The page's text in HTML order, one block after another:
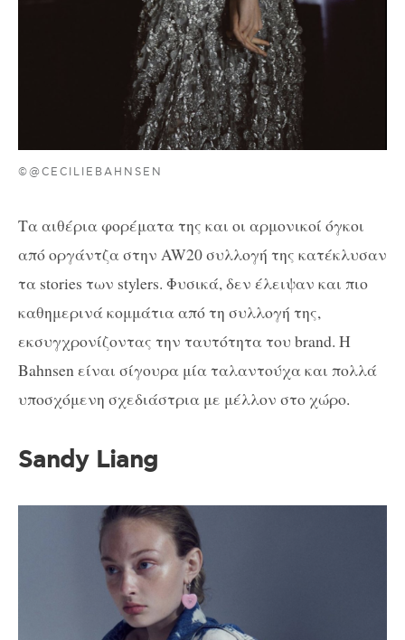
©@CECILIEBAHNSEN
Τα αιθέρια φορέματα της και οι αρμονικοί όγκοι
από οργάντζα στην AW20 συλλογή της κατέκλυσαν
τα stories των stylers. Φυσικά, δεν έλειψαν και πιο
καθημερινά κομμάτια από τη συλλογή της,
εκσυγχρονίζοντας την ταυτότητα του brand. Η
Bahnsen είναι σίγουρα μία ταλαντούχα και πολλά
υποσχόμενη σχεδιάστρια με μέλλον στο χώρο.
Sandy Liang